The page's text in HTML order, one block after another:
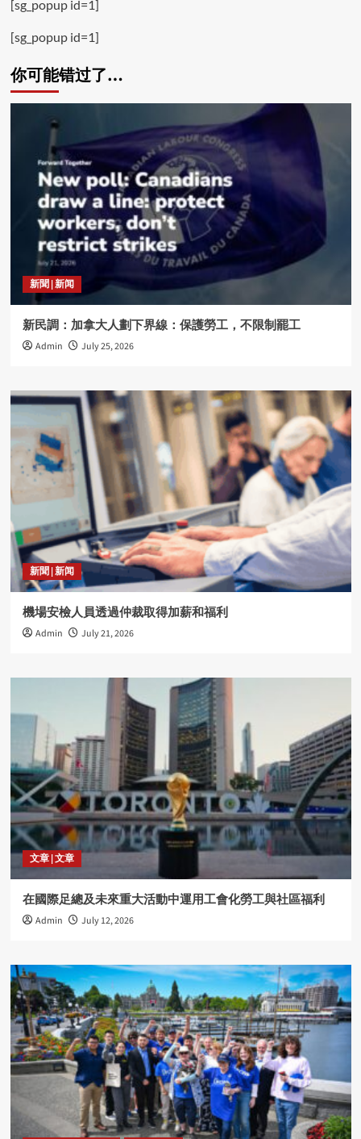
[sg_popup id=1]
[sg_popup id=1]
你可能错过了…
新聞 | 新闻
新民調：加拿大人劃下界線：保護勞工，不限制罷工
Admin July 25, 2026
新聞 | 新闻
機場安檢人員透過仲裁取得加薪和福利
Admin July 21, 2026
文章 | 文章
在國際足總及未來重大活動中運用工會化勞工與社區福利
Admin July 12, 2026